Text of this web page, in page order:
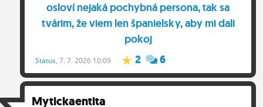
osloví nejaká pochybná persona, tak sa
tvárim, že viem len španielsky, aby mi dali
pokoj
Status, 7. 7. 2026 10:09 2 6
Mytickaentita